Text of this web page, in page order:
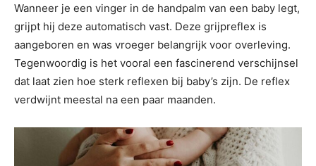
Wanneer je een vinger in de handpalm van een baby legt,
grijpt hij deze automatisch vast. Deze grijpreflex is
aangeboren en was vroeger belangrijk voor overleving.
Tegenwoordig is het vooral een fascinerend verschijnsel
dat laat zien hoe sterk reflexen bij baby’s zijn. De reflex
verdwijnt meestal na een paar maanden.